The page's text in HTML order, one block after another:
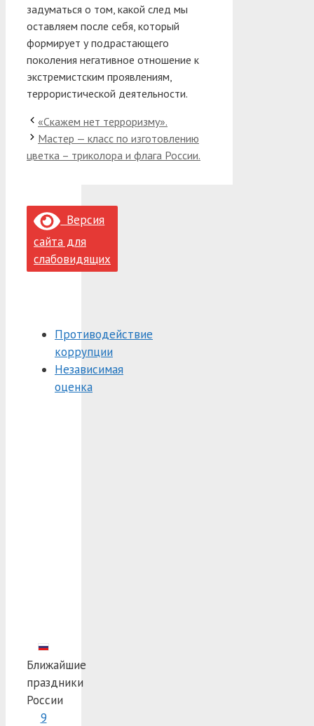
задуматься о том, какой след мы
оставляем после себя, который
формирует у подрастающего
поколения негативное отношение к
экстремистским проявлениям,
террористической деятельности.
«Скажем нет терроризму».
Мастер — класс по изготовлению
цветка – триколора и флага России.
Версия
сайта для
слабовидящих
Противодействие
коррупции
Независимая
оценка
Ближайшие
праздники
России
9